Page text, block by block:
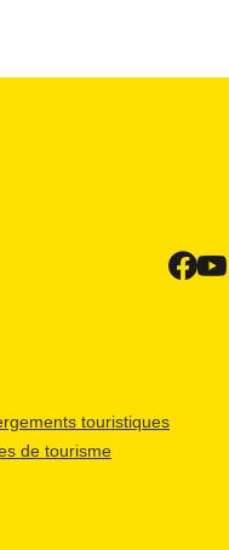
touristiques
de tourisme